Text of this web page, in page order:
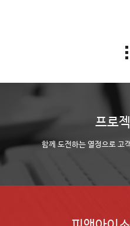
프로
함께 도전하는 열정으로 고